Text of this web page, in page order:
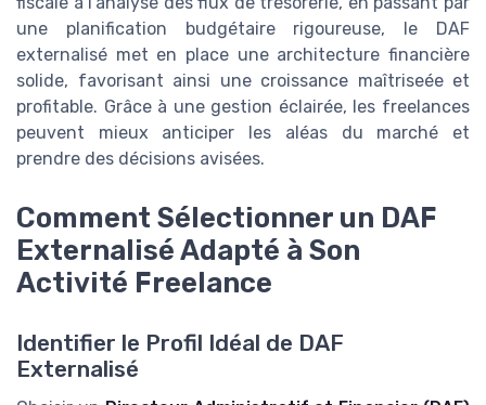
une planification budgétaire rigoureuse, le DAF
externalisé met en place une architecture financière
solide, favorisant ainsi une croissance maîtriseée et
profitable. Grâce à une gestion éclairée, les freelances
peuvent mieux anticiper les aléas du marché et
prendre des décisions avisées.
Comment Sélectionner un DAF
Externalisé Adapté à Son
Activité Freelance
Identifier le Profil Idéal de DAF
Externalisé